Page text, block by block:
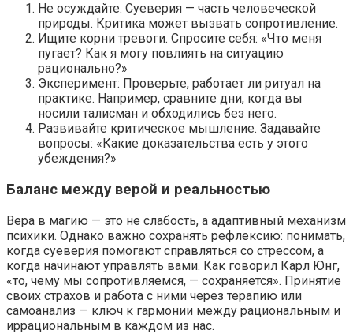
Не осуждайте. Суеверия — часть человеческой
природы. Критика может вызвать сопротивление.
Ищите корни тревоги. Спросите себя: «Что меня
пугает? Как я могу повлиять на ситуацию
рационально?»
Эксперимент: Проверьте, работает ли ритуал на
практике. Например, сравните дни, когда вы
носили талисман и обходились без него.
Развивайте критическое мышление. Задавайте
вопросы: «Какие доказательства есть у этого
убеждения?»
Баланс между верой и реальностью
Вера в магию — это не слабость, а адаптивный механизм
психики. Однако важно сохранять рефлексию: понимать,
когда суеверия помогают справляться со стрессом, а
когда начинают управлять вами. Как говорил Карл Юнг,
«то, чему мы сопротивляемся, — сохраняется». Принятие
своих страхов и работа с ними через терапию или
самоанализ — ключ к гармонии между рациональным и
иррациональным в каждом из нас.